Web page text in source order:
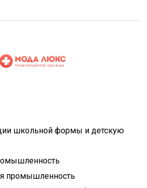
школьной формы и детскую
промышленность